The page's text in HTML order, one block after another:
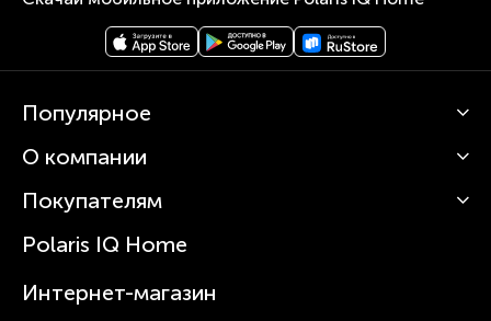
Популярное
Кофемашины
Вертикальные пылесосы
Зубные щетки и ирригаторы
Увлажнители
О компании
О Polaris
Статьи
Покупателям
Сервисные центры
Где купить
Polaris IQ Home
Интернет-магазин